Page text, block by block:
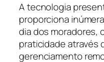
A tecnologia
proporciona
dia dos moradores,
praticidade através
gerenciamento